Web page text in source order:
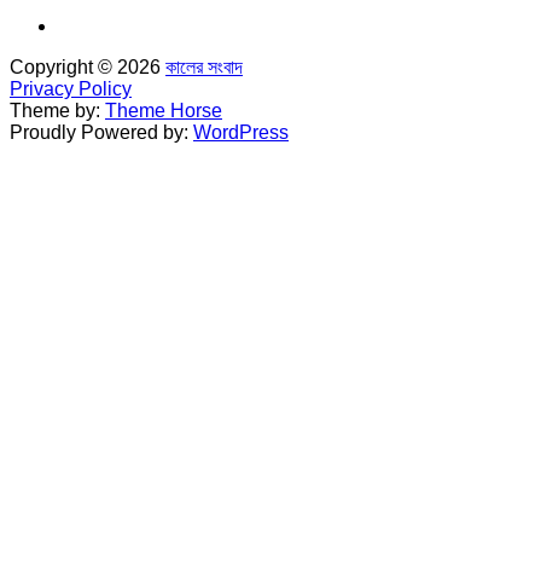
Copyright © 2026 কালের সংবাদ
Privacy Policy
Theme by: Theme Horse
Proudly Powered by: WordPress